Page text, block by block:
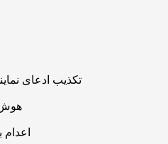
تکذیب ادعای
هوش